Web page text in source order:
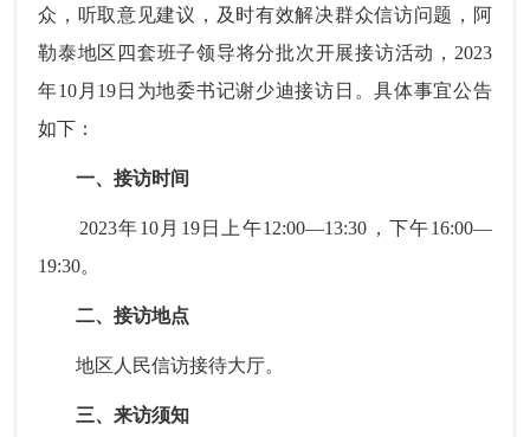
众，听取意见建议，及时有效解决群众信访问题，阿
勒泰地区四套班子领导将分批次开展接访活动，2023
年10月19日为地委书记谢少迪接访日。具体事宜公告
如下：
一、接访时间
2023年10月19日上午12:00—13:30，下午16:00—
19:30。
二、接访地点
地区人民信访接待大厅。
三、来访须知